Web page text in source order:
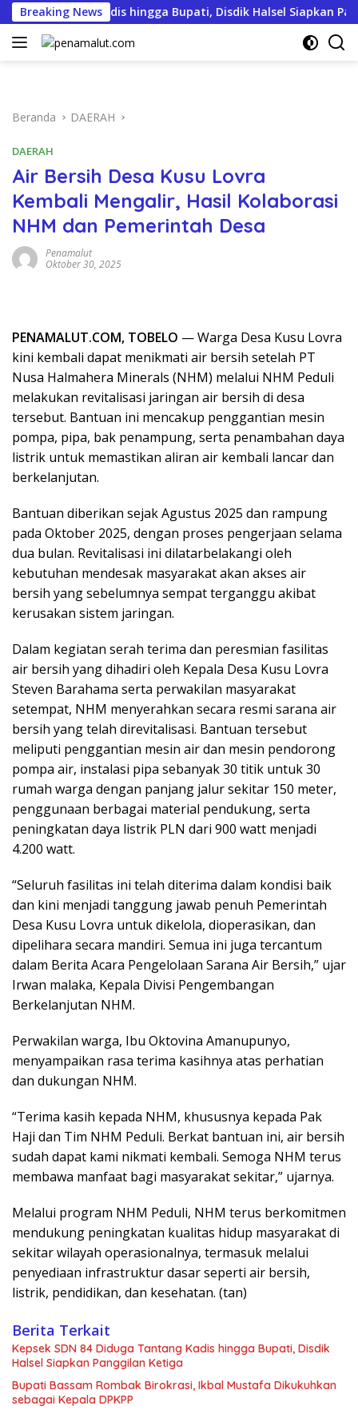
Langsung
ke
konten
Breaking News
Tantang Kadis hingga Bupati, Disdik Halsel Siapkan
Beranda DAERAH
DAERAH
Air Bersih Desa Kusu Lovra
Kembali Mengalir, Hasil Kolaborasi
NHM dan Pemerintah Desa
Penamalut
Oktober 30, 2025
PENAMALUT.COM, TOBELO — Warga Desa Kusu Lovra
kini kembali dapat menikmati air bersih setelah PT
Nusa Halmahera Minerals (NHM) melalui NHM Peduli
melakukan revitalisasi jaringan air bersih di desa
tersebut. Bantuan ini mencakup penggantian mesin
pompa, pipa, bak penampung, serta penambahan daya
listrik untuk memastikan aliran air kembali lancar dan
berkelanjutan.
Bantuan diberikan sejak Agustus 2025 dan rampung
pada Oktober 2025, dengan proses pengerjaan selama
dua bulan. Revitalisasi ini dilatarbelakangi oleh
kebutuhan mendesak masyarakat akan akses air
bersih yang sebelumnya sempat terganggu akibat
kerusakan sistem jaringan.
Dalam kegiatan serah terima dan peresmian fasilitas
air bersih yang dihadiri oleh Kepala Desa Kusu Lovra
Steven Barahama serta perwakilan masyarakat
setempat, NHM menyerahkan secara resmi sarana air
bersih yang telah direvitalisasi. Bantuan tersebut
meliputi penggantian mesin air dan mesin pendorong
pompa air, instalasi pipa sebanyak 30 titik untuk 30
rumah warga dengan panjang jalur sekitar 150 meter,
penggunaan berbagai material pendukung, serta
peningkatan daya listrik PLN dari 900 watt menjadi
4.200 watt.
“Seluruh fasilitas ini telah diterima dalam kondisi baik
dan kini menjadi tanggung jawab penuh Pemerintah
Desa Kusu Lovra untuk dikelola, dioperasikan, dan
dipelihara secara mandiri. Semua ini juga tercantum
dalam Berita Acara Pengelolaan Sarana Air Bersih,” ujar
Irwan malaka, Kepala Divisi Pengembangan
Berkelanjutan NHM.
Perwakilan warga, Ibu Oktovina Amanupunyo,
menyampaikan rasa terima kasihnya atas perhatian
dan dukungan NHM.
“Terima kasih kepada NHM, khususnya kepada Pak
Haji dan Tim NHM Peduli. Berkat bantuan ini, air bersih
sudah dapat kami nikmati kembali. Semoga NHM terus
membawa manfaat bagi masyarakat sekitar,” ujarnya.
Melalui program NHM Peduli, NHM terus berkomitmen
mendukung peningkatan kualitas hidup masyarakat di
sekitar wilayah operasionalnya, termasuk melalui
penyediaan infrastruktur dasar seperti air bersih,
listrik, pendidikan, dan kesehatan. (tan)
Berita Terkait
Kepsek SDN 84 Diduga Tantang Kadis hingga Bupati, Disdik
Halsel Siapkan Panggilan Ketiga
Bupati Bassam Rombak Birokrasi, Ikbal Mustafa Dikukuhkan
sebagai Kepala DPKPP